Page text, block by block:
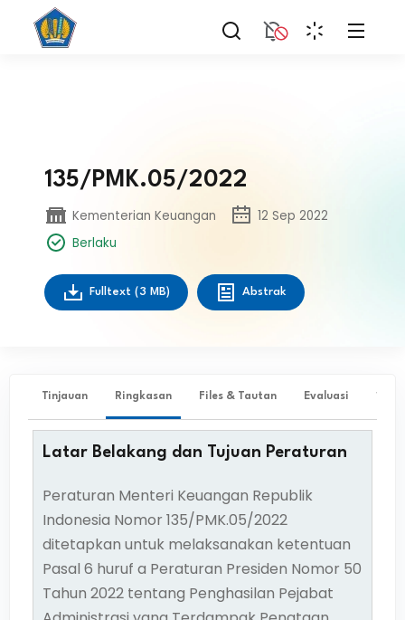
135/PMK.05/2022
Kementerian Keuangan
12 Sep 2022
Berlaku
Fulltext (3 MB) Abstrak
Tinjauan Ringkasan Files & Tautan Evaluasi ✨
Latar Belakang dan Tujuan Peraturan
Peraturan Menteri Keuangan Republik
Indonesia Nomor 135/PMK.05/2022
ditetapkan untuk melaksanakan ketentuan
Pasal 6 huruf a Peraturan Presiden Nomor 50
Tahun 2022 tentang Penghasilan Pejabat